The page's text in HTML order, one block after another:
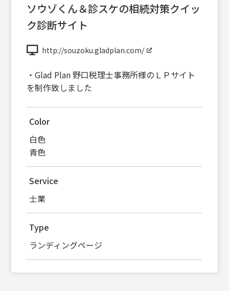
ソウゾくん＆診スケの相続対策クイッ
ク診断サイト
http://souzoku.gladplan.com/
・Glad Plan 野口税理士事務所様のＬＰサイト
を制作致しました
Color
白色
青色
Service
士業
Type
ランディングページ